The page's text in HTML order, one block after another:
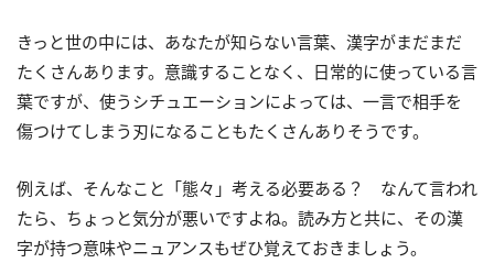
きっと世の中には、あなたが知らない言葉、漢字がまだまだ
たくさんあります。意識することなく、日常的に使っている言
葉ですが、使うシチュエーションによっては、一言で相手を
傷つけてしまう刃になることもたくさんありそうです。
例えば、そんなこと「態々」考える必要ある？ なんて言われ
たら、ちょっと気分が悪いですよね。読み方と共に、その漢
字が持つ意味やニュアンスもぜひ覚えておきましょう。